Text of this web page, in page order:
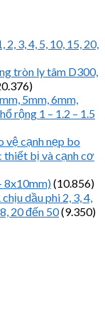
3, 4, 5, 10, 15, 20,
tròn ly tâm D300,
5mm, 6mm,
rộng 1 – 1.2 – 1.5
vệ cạnh nẹp bo
thiết bị và cạnh cơ
8x10mm)(10.856)
dầu phi 2, 3, 4,
20 đến 50(9.350)